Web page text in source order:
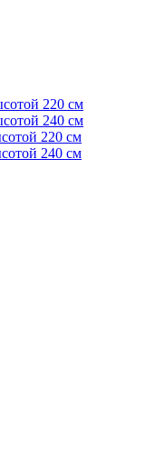
220 см
240 см
220 см
240 см